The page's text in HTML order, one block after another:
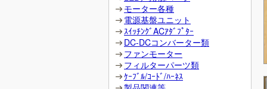
モーター各種
電源基盤ユニット
ｽｲｯﾁﾝｸﾞACｱﾀﾞﾌﾟﾀｰ
DC-DCコンバーター類
ファンモーター
フィルターパーツ類
ｹｰﾌﾞﾙ/ｺｰﾄﾞ/ﾊｰﾈｽ